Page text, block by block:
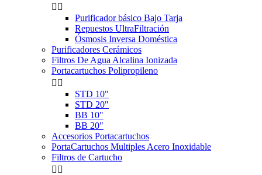
 
Purificador básico Bajo Tarja
Repuestos UltraFiltración
Ósmosis Inversa Doméstica
Purificadores Cerámicos
Filtros De Agua Alcalina Ionizada
Portacartuchos Polipropileno
 
STD 10"
STD 20"
BB 10"
BB 20"
Accesorios Portacartuchos
PortaCartuchos Multiples Acero Inoxidable
Filtros de Cartucho
 